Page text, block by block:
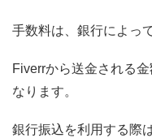
手数料は、銀行によっ
Fiverrから送金される
なります。
銀行振込を利用する際